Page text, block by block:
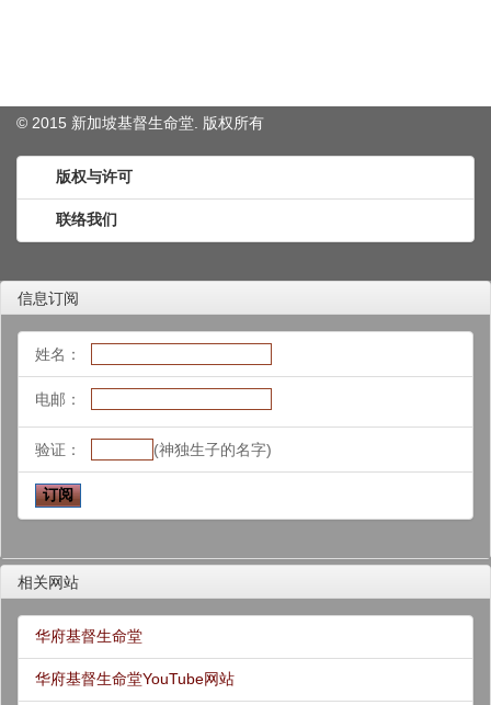
© 2015 新加坡基督生命堂. 版权所有
版权与许可
联络我们
信息订阅
姓名：
电邮：
验证： (神独生子的名字)
相关网站
华府基督生命堂
华府基督生命堂YouTube网站